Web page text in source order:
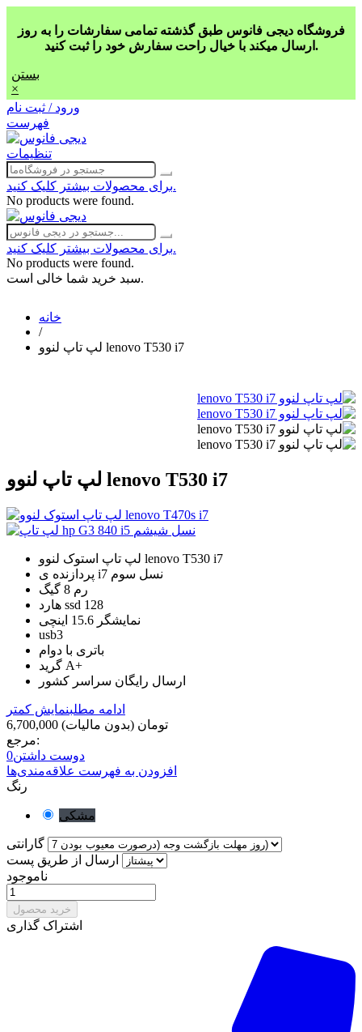
فروشگاه دیجی فانوس طبق گذشته تمامی سفارشات را به روز
ارسال میکند با خیال راحت سفارش خود را ثبت کنید.
بستن
×
ورود / ثبت نام
فهرست
تنظیمات
برای محصولات بیشتر کلیک کنید.
No products were found.
برای محصولات بیشتر کلیک کنید.
No products were found.
سبد خرید شما خالی است.
خانه
/
لپ تاپ لنوو lenovo T530 i7
لپ تاپ لنوو lenovo T530 i7
لپ تاپ استوک لنوو lenovo T530 i7
پردازنده ی i7 نسل سوم
رم 8 گیگ
هارد ssd 128
نمایشگر 15.6 اینچی
usb3
باتری با دوام
گرید A+
ارسال رایگان سراسر کشور
ادامه مطلبنمایش کمتر
6,700,000 تومان (بدون مالیات)
مرجع:
دوست داشتن0
افزودن به فهرست علاقه‌مندی‌ها
رنگ
مشکی
گارانتی
ارسال از طریق پست
ناموجود
خرید محصول
اشتراک گذاری